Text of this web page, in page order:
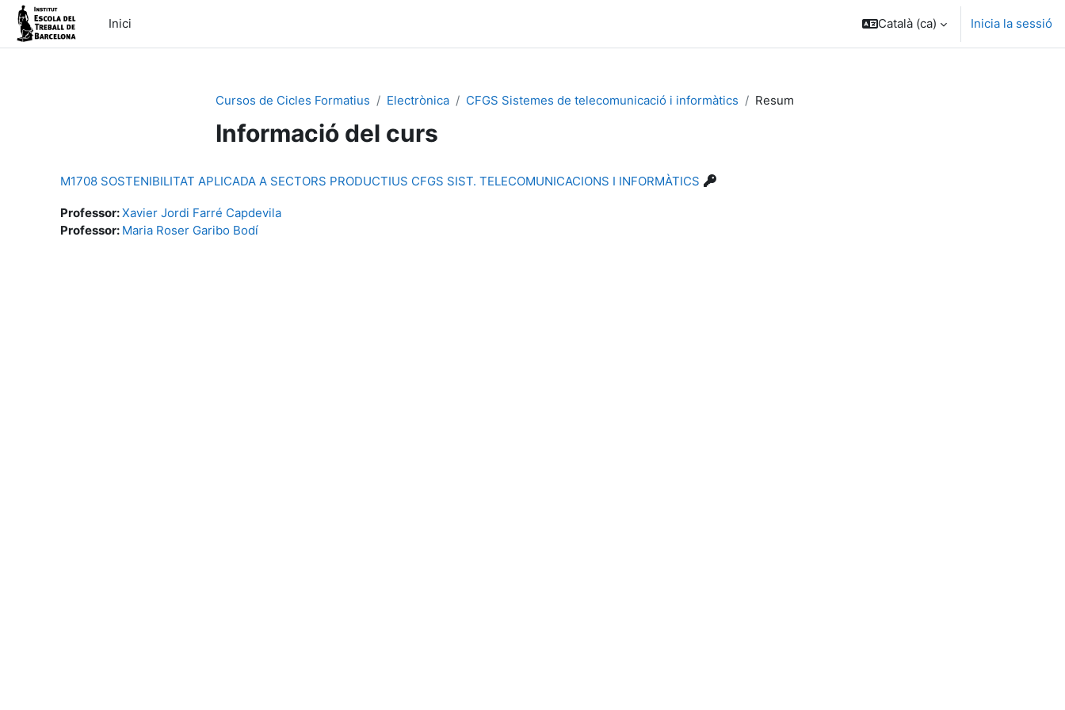
Ves al contingut principal
Inici
Català ‎(ca)‎ Inicia la sessió
Cursos de Cicles Formatius Electrònica CFGS Sistemes de telecomunicació i informàtics Resum
Informació del curs
M1708 SOSTENIBILITAT APLICADA A SECTORS PRODUCTIUS CFGS SIST. TELECOMUNICACIONS I INFORMÀTICS
Professor:Xavier Jordi Farré Capdevila
Professor: Maria Roser Garibo Bodí